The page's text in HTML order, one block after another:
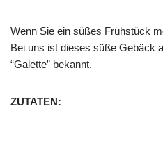
Wenn Sie ein süßes Frühstück
Bei uns ist dieses süße Gebäck
“Galette” bekannt.
ZUTATEN: